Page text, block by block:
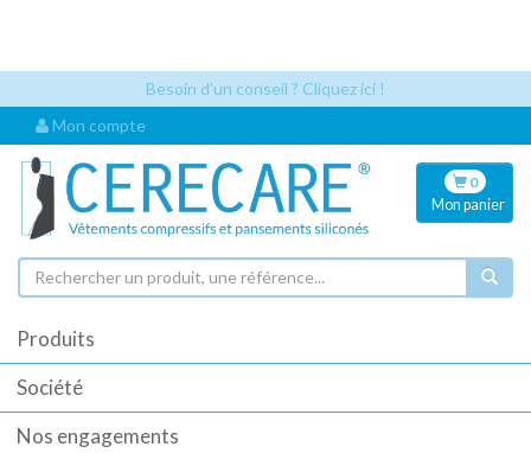
Besoin d'un conseil ? Cliquez ici !
Mon compte
0
Mon panier
Produits
Société
Nos engagements